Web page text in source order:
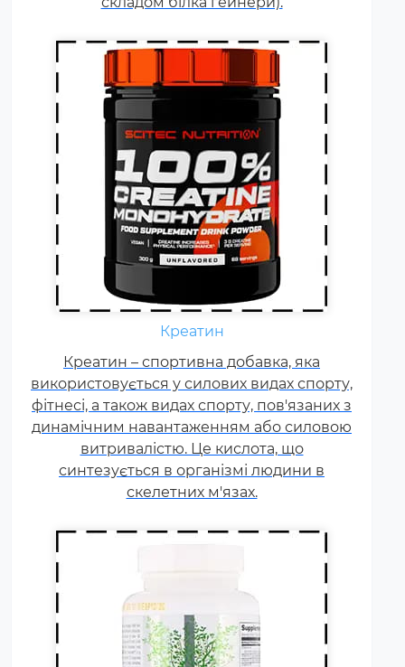
Креатин
Креатин – спортивна добавка, яка
використовується у силових видах спорту,
фітнесі, а також видах спорту, пов'язаних з
динамічним навантаженням або силовою
витривалістю. Це кислота, що
синтезується в організмі людини в
скелетних м'язах.
Щодня кожному спортсмену
необхідні вітаміни групи В,
карнітин. вітамін Т, вітаміни С, D,
E, F. Постійні тренування,
фізичні та психологічні
навантаження, змагання
збільшують добову норму
вітамінів та мінералів у 1,5-2
рази.